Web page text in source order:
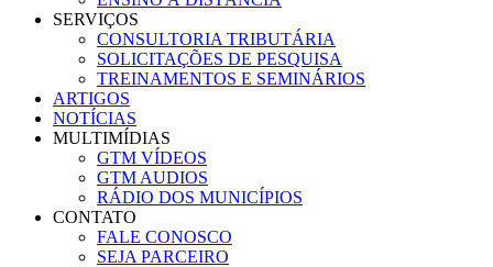
SERVIÇOS
CONSULTORIA TRIBUTÁRIA
SOLICITAÇÕES DE PESQUISA
TREINAMENTOS E SEMINÁRIOS
ARTIGOS
NOTÍCIAS
MULTIMÍDIAS
GTM VÍDEOS
GTM AUDIOS
RÁDIO DOS MUNICÍPIOS
CONTATO
FALE CONOSCO
SEJA PARCEIRO